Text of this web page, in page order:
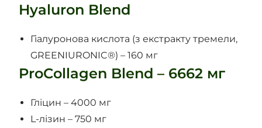
Hyaluron Blend
Гіалуронова кислота (з екстракту тремели,
GREENIURONIC®) – 160 мг
ProCollagen Blend – 6662 мг
Гліцин – 4000 мг
L-лізин – 750 мг